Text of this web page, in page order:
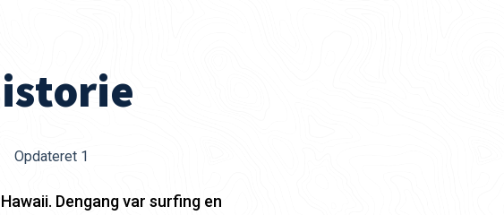
Opdateret 1
Dengang var surfing en